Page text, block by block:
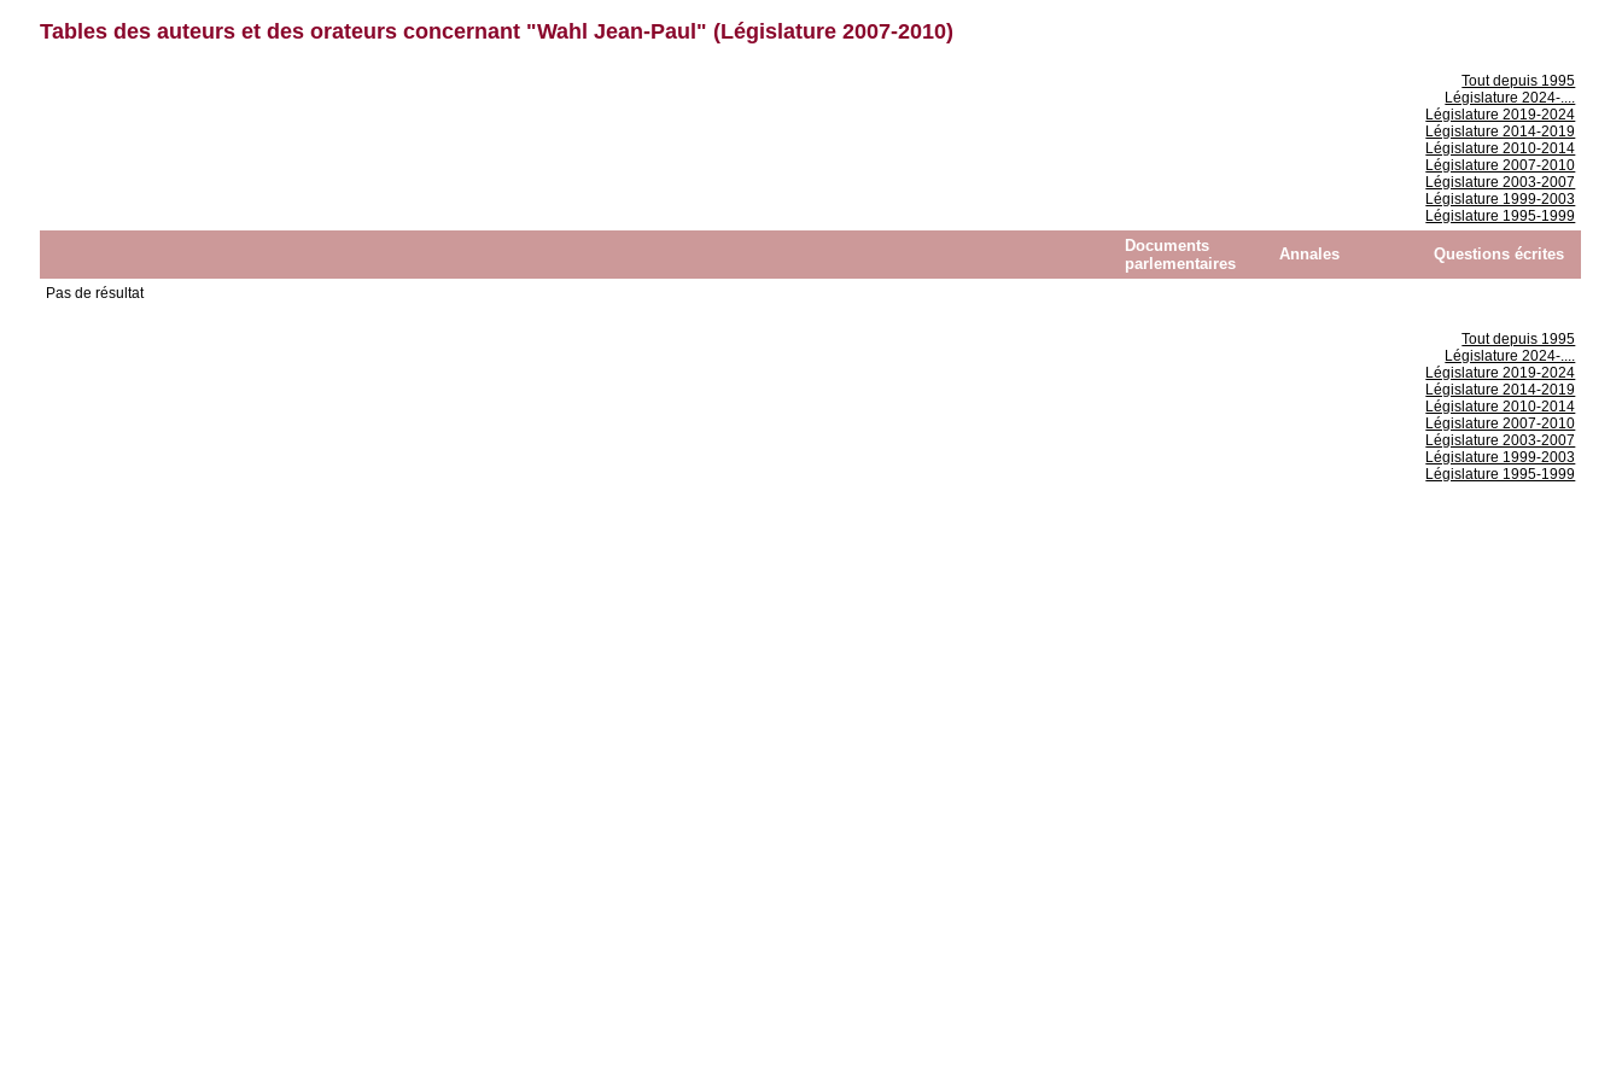
Tables des auteurs et des orateurs concernant "Wahl Jean-Paul" (Législature 2007-2010)
Tout depuis 1995
Législature 2024-....
Législature 2019-2024
Législature 2014-2019
Législature 2010-2014
Législature 2007-2010
Législature 2003-2007
Législature 1999-2003
Législature 1995-1999
Documents
parlementaires
Annales Questions écrites
Pas de résultat
Tout depuis 1995
Législature 2024-....
Législature 2019-2024
Législature 2014-2019
Législature 2010-2014
Législature 2007-2010
Législature 2003-2007
Législature 1999-2003
Législature 1995-1999